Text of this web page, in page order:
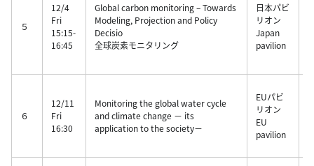
５
12/4
Fri
15:15-
16:45
Global carbon monitoring – Towards
Modeling, Projection and Policy
Decisio
全球炭素モニタリング
日本パビ
リオン
Japan
pavilion
６
12/11
Fri
16:30
Monitoring the global water cycle
and climate change － its
application to the society－
EUパビ
リオン
EU
pavilion